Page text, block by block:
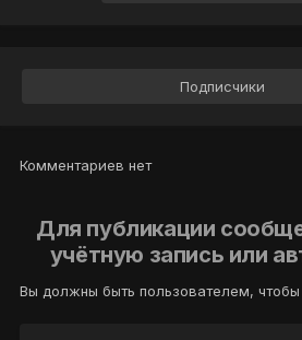
Подписчики
Комментариев нет
Для публикации
учётную запись или
Вы должны быть пользователем,